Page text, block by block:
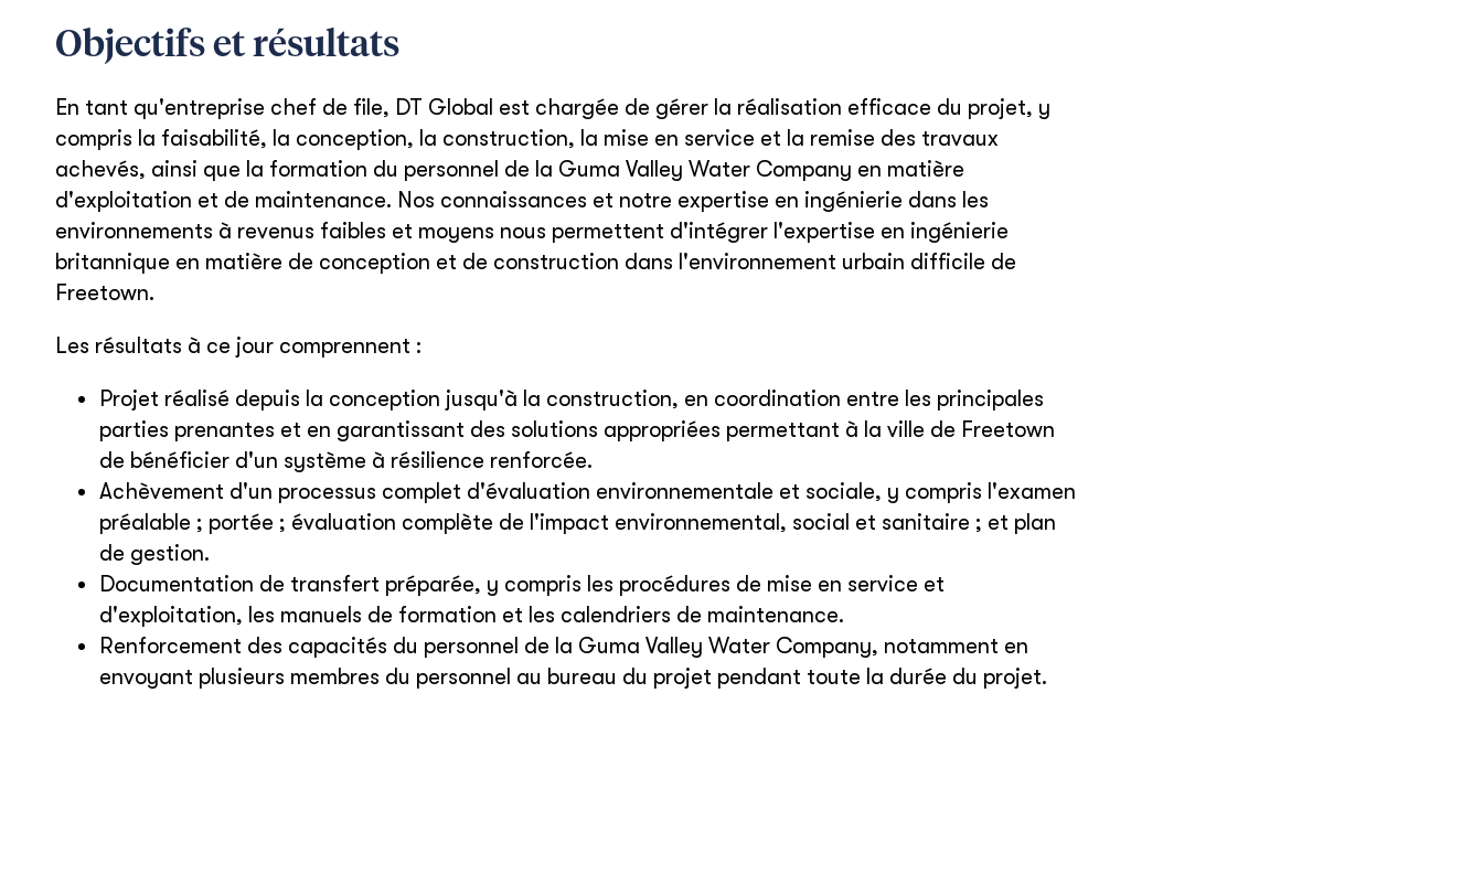
Objectifs et résultats
En tant qu'entreprise chef de file, DT Global est chargée de gérer la réalisation efficace du projet, y
compris la faisabilité, la conception, la construction, la mise en service et la remise des travaux
achevés, ainsi que la formation du personnel de la Guma Valley Water Company en matière
d'exploitation et de maintenance. Nos connaissances et notre expertise en ingénierie dans les
environnements à revenus faibles et moyens nous permettent d'intégrer l'expertise en ingénierie
britannique en matière de conception et de construction dans l'environnement urbain difficile de
Freetown.
Les résultats à ce jour comprennent :
Projet réalisé depuis la conception jusqu'à la construction, en coordination entre les principales
parties prenantes et en garantissant des solutions appropriées permettant à la ville de Freetown
de bénéficier d'un système à résilience renforcée.
Achèvement d'un processus complet d'évaluation environnementale et sociale, y compris l'examen
préalable ; portée ; évaluation complète de l'impact environnemental, social et sanitaire ; et plan
de gestion.
Documentation de transfert préparée, y compris les procédures de mise en service et
d'exploitation, les manuels de formation et les calendriers de maintenance.
Renforcement des capacités du personnel de la Guma Valley Water Company, notamment en
envoyant plusieurs membres du personnel au bureau du projet pendant toute la durée du projet.